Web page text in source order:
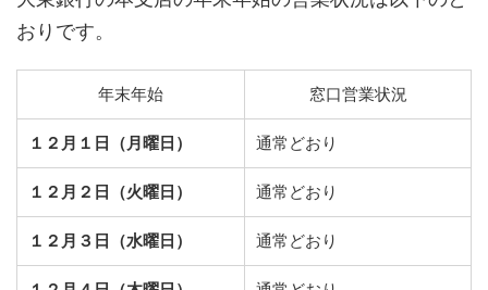
おりです。
年末年始 窓口営業状況
１２月１日（月曜日） 通常どおり
１２月２日（火曜日） 通常どおり
１２月３日（水曜日） 通常どおり